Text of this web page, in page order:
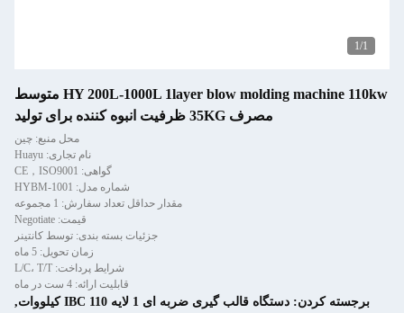
1/1
HY 200L-1000L 1layer blow molding machine 110kw متوسط
مصرف 35KG ظرفیت انبوه کننده برای تولید
محل منبع: چین
نام تجاری: Huayu
گواهی: CE，ISO9001
شماره مدل: HYBM-1001
مقدار حداقل تعداد سفارش: 1 مجموعه
قیمت: Negotiate
جزئیات بسته بندی: توسط کانتینر
زمان تحویل: 5 ماه
شرایط پرداخت: L/C، T/T
قابلیت ارائه: 4 ست در ماه
برجسته کردن: دستگاه قالب گیری ضربه ای 1 لایه IBC 110 کیلووات
,